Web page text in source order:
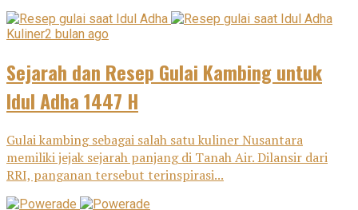
Kuliner2 bulan ago
Sejarah dan Resep Gulai Kambing untuk
Idul Adha 1447 H
Gulai kambing sebagai salah satu kuliner Nusantara
memiliki jejak sejarah panjang di Tanah Air. Dilansir dari
RRI, panganan tersebut terinspirasi...